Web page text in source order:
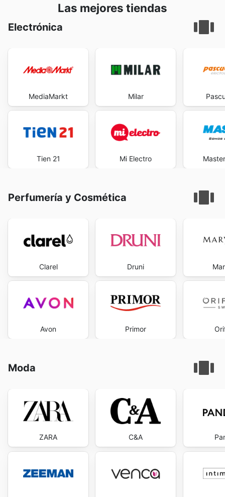
Las mejores tiendas
Electrónica
MediaMarkt
Tien 21
Milar
Mi Electro
Perfumería y Cosmética
Clarel
Avon
Druni
Primor
Moda
ZARA C&A